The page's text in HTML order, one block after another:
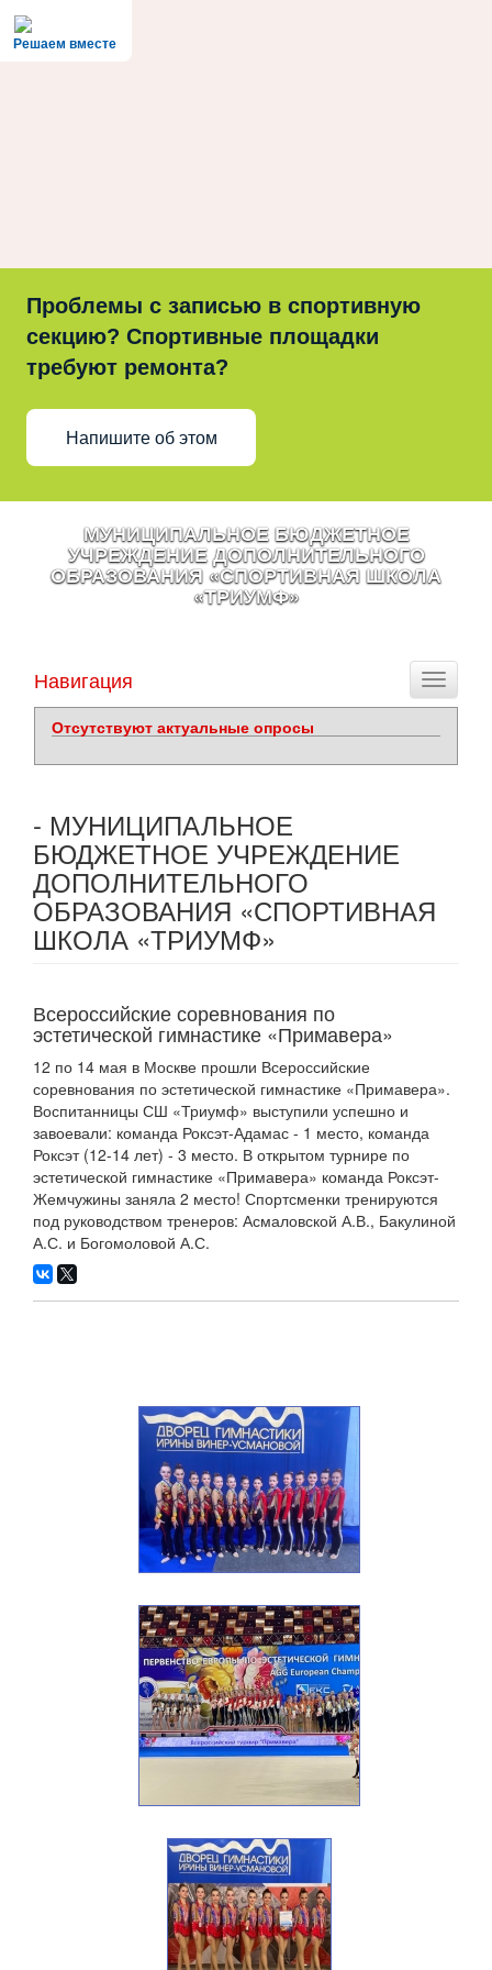
Решаем вместе
Проблемы с записью в спортивную
секцию? Спортивные площадки
требуют ремонта?
Напишите об этом
МУНИЦИПАЛЬНОЕ БЮДЖЕТНОЕ
УЧРЕЖДЕНИЕ ДОПОЛНИТЕЛЬНОГО
ОБРАЗОВАНИЯ «СПОРТИВНАЯ ШКОЛА
«ТРИУМФ»
Toggle
Навигация
Отсутствуют актуальные опросы
- МУНИЦИПАЛЬНОЕ
БЮДЖЕТНОЕ УЧРЕЖДЕНИЕ
ДОПОЛНИТЕЛЬНОГО
ОБРАЗОВАНИЯ «СПОРТИВНАЯ
ШКОЛА «ТРИУМФ»
Всероссийские соревнования по
эстетической гимнастике «Примавера»
12 по 14 мая в Москве прошли Всероссийские
соревнования по эстетической гимнастике «Примавера».
Воспитанницы СШ «Триумф» выступили успешно и
завоевали: команда Роксэт-Адамас - 1 место, команда
Роксэт (12-14 лет) - 3 место. В открытом турнире по
эстетической гимнастике «Примавера» команда Роксэт-
Жемчужины заняла 2 место! Спортсменки тренируются
под руководством тренеров: Асмаловской А.В., Бакулиной
А.С. и Богомоловой А.С.